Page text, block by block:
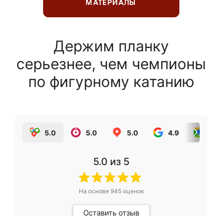
МАТЕРИАЛЫ
Держим планку
серьезнее, чем чемпионы
по фигурному катанию
5.0 5.0 5.0 4.9
5.0 из 5
На основе 945оценок
Оставить отзыв